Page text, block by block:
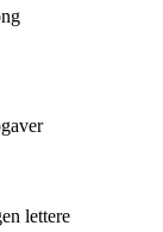
lettere